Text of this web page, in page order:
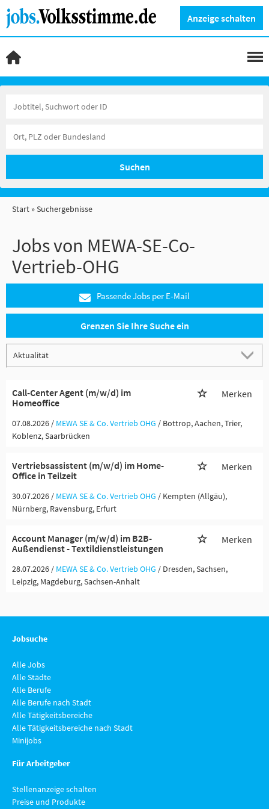
Anzeige schalten
Suchen
Start Suchergebnisse
Jobs von MEWA-SE-Co-
Vertrieb-OHG
Passende Jobs per E-Mail
Grenzen Sie Ihre Suche ein
Call-Center Agent (m/w/d) im
Homeoffice
Merken
07.08.2026 / MEWA SE & Co. Vertrieb OHG / Bottrop, Aachen, Trier,
Koblenz, Saarbrücken
Vertriebsassistent (m/w/d) im Home-
Office in Teilzeit
Merken
30.07.2026 / MEWA SE & Co. Vertrieb OHG / Kempten (Allgäu),
Nürnberg, Ravensburg, Erfurt
Account Manager (m/w/d) im B2B-
Außendienst - Textildienstleistungen
Merken
28.07.2026 / MEWA SE & Co. Vertrieb OHG / Dresden, Sachsen,
Leipzig, Magdeburg, Sachsen-Anhalt
Jobsuche
Alle Jobs
Alle Städte
Alle Berufe
Alle Berufe nach Stadt
Alle Tätigkeitsbereiche
Alle Tätigkeitsbereiche nach Stadt
Minijobs
Für Arbeitgeber
Stellenanzeige schalten
Preise und Produkte